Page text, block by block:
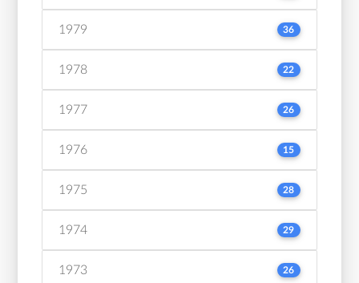
1979 36
1978 22
1977 26
1976 15
1975 28
1974 29
1973 26